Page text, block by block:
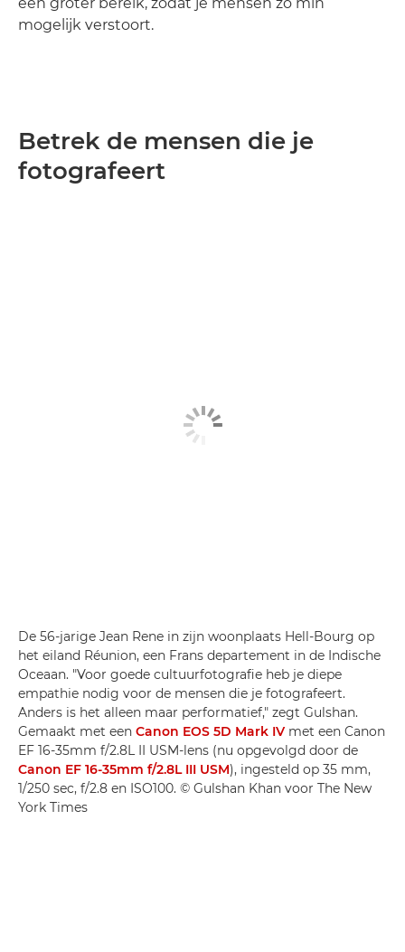
mogelijk verstoort.
Betrek de mensen die je
fotografeert
De 56-jarige Jean Rene in zijn woonplaats Hell-Bourg op
het eiland Réunion, een Frans departement in de Indische
Oceaan. "Voor goede cultuurfotografie heb je diepe
empathie nodig voor de mensen die je fotografeert.
Anders is het alleen maar performatief," zegt Gulshan.
Gemaakt met een Canon EOS 5D Mark IV met een Canon
EF 16-35mm f/2.8L II USM-lens (nu opgevolgd door de
Canon EF 16-35mm f/2.8L III USM), ingesteld op 35 mm,
1/250 sec, f/2.8 en ISO100. © Gulshan Khan voor The New
York Times